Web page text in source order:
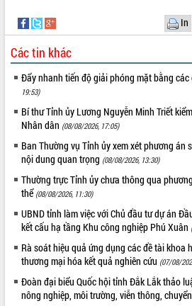
In
Các tin khác
Đẩy nhanh tiến độ giải phóng mặt bằng
19:53)
Bí thư Tỉnh ủy Lương Nguyễn Minh Triết
Nhân dân (08/08/2026, 17:05)
Ban Thường vụ Tỉnh ủy xem xét phương án
nội dung quan trọng (08/08/2026, 13:30)
Thường trực Tỉnh ủy chưa thông qua
thể (08/08/2026, 11:30)
UBND tỉnh làm việc với Chủ đầu tư dự án
kết cấu hạ tầng Khu công nghiệp Phú Xuân
Rà soát hiệu quả ứng dụng các đề tài khoa
thương mại hóa kết quả nghiên cứu (07/08/
Đoàn đại biểu Quốc hội tỉnh Đắk Lắk thảo
nông nghiệp, môi trường, viễn thông,